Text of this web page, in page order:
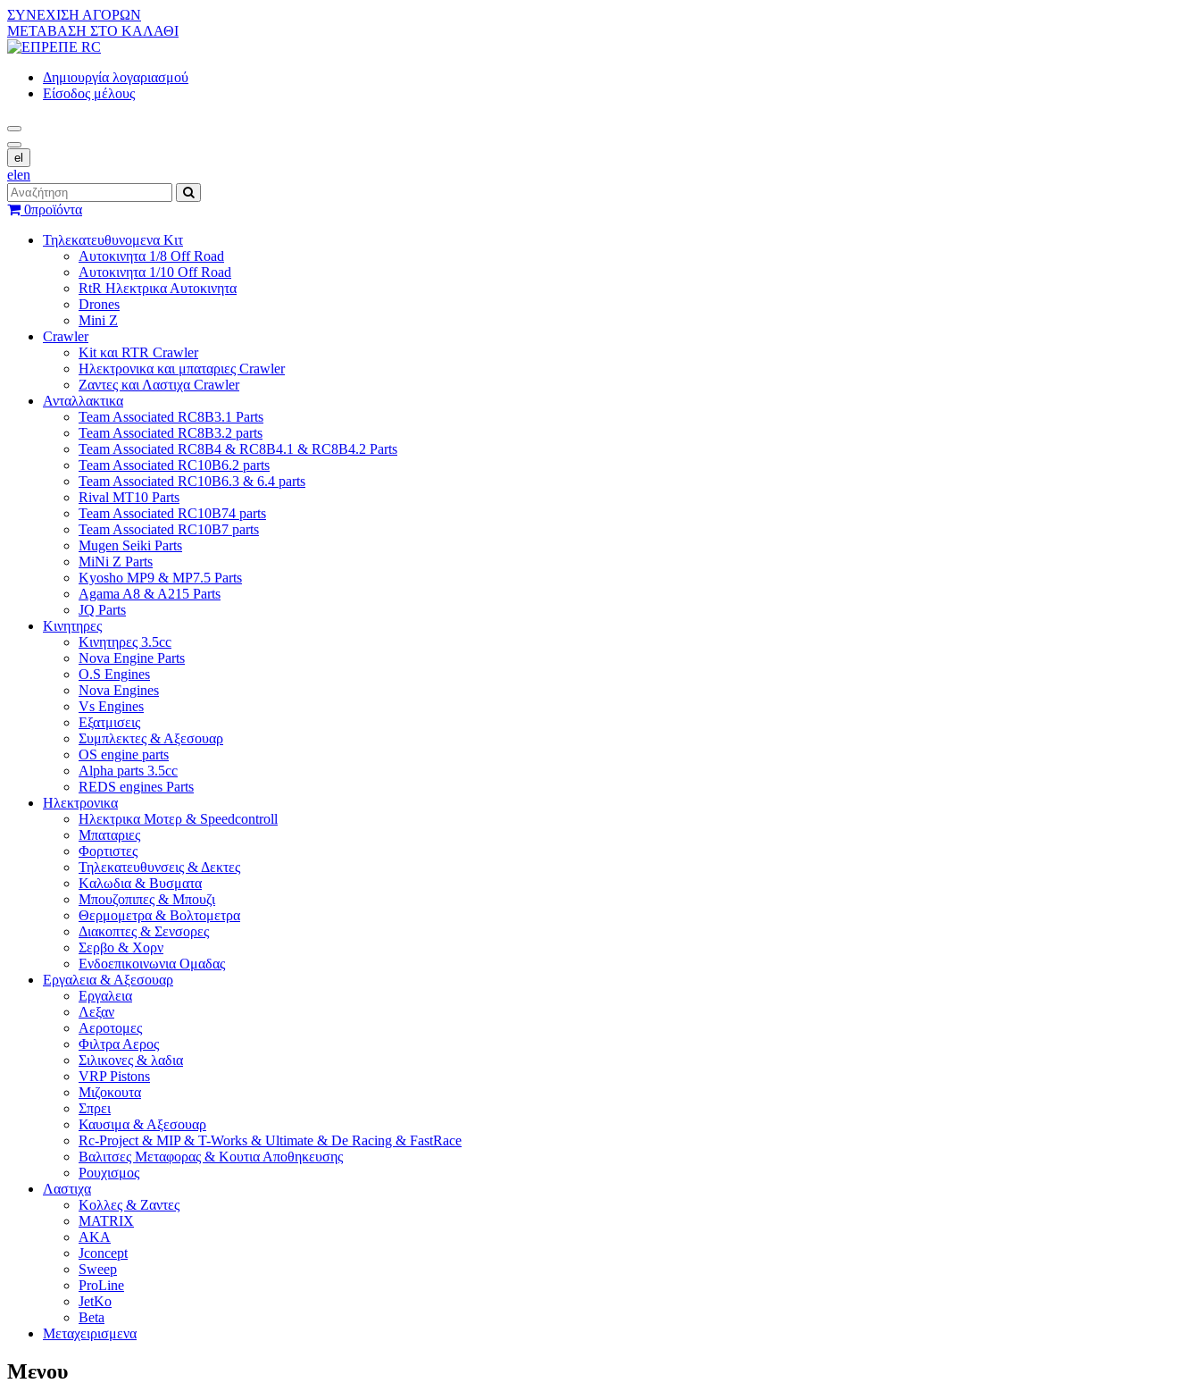
ΣΥΝΕΧΙΣΗ ΑΓΟΡΩΝ
ΜΕΤΑΒΑΣΗ ΣΤΟ ΚΑΛΑΘΙ
Δημιουργία λογαριασμού
Είσοδος μέλους
el
elen
0προϊόντα
Τηλεκατευθυνομενα Κιτ
Αυτοκινητα 1/8 Off Road
Αυτοκινητα 1/10 Off Road
RtR Ηλεκτρικα Αυτοκινητα
Drones
Mini Z
Crawler
Kit και RTR Crawler
Ηλεκτρονικα και μπαταριες Crawler
Ζαντες και Λαστιχα Crawler
Ανταλλακτικα
Team Associated RC8B3.1 Parts
Team Associated RC8B3.2 parts
Team Associated RC8B4 & RC8B4.1 & RC8B4.2 Parts
Team Associated RC10B6.2 parts
Team Associated RC10B6.3 & 6.4 parts
Rival MT10 Parts
Team Associated RC10B74 parts
Team Associated RC10B7 parts
Mugen Seiki Parts
MiNi Z Parts
Kyosho MP9 & MP7.5 Parts
Agama A8 & A215 Parts
JQ Parts
Κινητηρες
Κινητηρες 3.5cc
Nova Engine Parts
O.S Engines
Nova Engines
Vs Engines
Εξατμισεις
Συμπλεκτες & Αξεσουαρ
OS engine parts
Alpha parts 3.5cc
REDS engines Parts
Ηλεκτρονικα
Ηλεκτρικα Μοτερ & Speedcontroll
Μπαταριες
Φορτιστες
Τηλεκατευθυνσεις & Δεκτες
Kαλωδια & Βυσματα
Μπουζοπιπες & Μπουζι
Θερμομετρα & Βολτομετρα
Διακοπτες & Σενσορες
Σερβο & Χορν
Ενδοεπικοινωνια Ομαδας
Εργαλεια & Αξεσουαρ
Εργαλεια
Λεξαν
Αεροτομες
Φιλτρα Αερος
Σιλικονες & λαδια
VRP Pistons
Μιζοκουτα
Σπρει
Καυσιμα & Αξεσουαρ
Rc-Project & MIP & T-Works & Ultimate & De Racing & FastRace
Βαλιτσες Μεταφορας & Κουτια Αποθηκευσης
Ρουχισμος
Λαστιχα
Κολλες & Ζαντες
MATRIX
AKA
Jconcept
Sweep
ProLine
JetKo
Beta
Μεταχειρισμενα
Μενου